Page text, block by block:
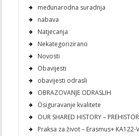
međunarodna suradnja
nabava
Natjecanja
Nekategorizirano
Novosti
Obavijesti
obavijesti odrasli
OBRAZOVANJE ODRASLIH
Osiguravanje kvalitete
OUR SHARED HISTORY –
Praksa za život – Erasmus+ KA122-